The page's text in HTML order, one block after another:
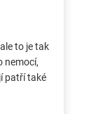
to je tak
nemocí,
patří také